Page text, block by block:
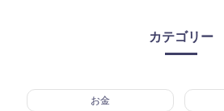
カテゴリー
お金